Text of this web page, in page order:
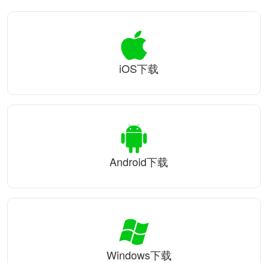
iOS下载
Android下载
Windows下载